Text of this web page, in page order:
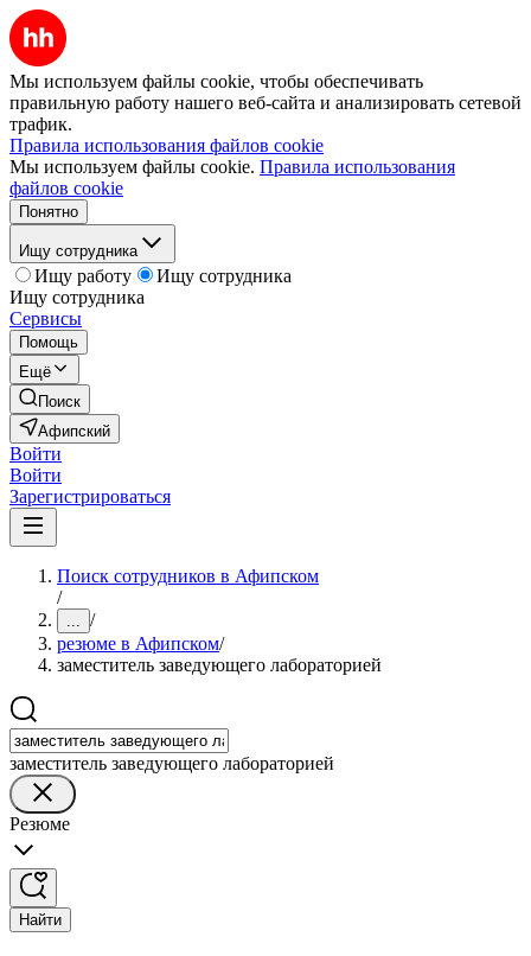
Мы используем файлы cookie, чтобы обеспечивать
правильную работу нашего веб-сайта и анализировать сетевой
трафик.
Правила использования файлов cookie
Мы используем файлы cookie. Правила использования
файлов cookie
Понятно
Ищу сотрудника
Ищу работу
Ищу сотрудника
Ищу сотрудника
Сервисы
Помощь
Ещё
Поиск
Афипский
Войти
Войти
Зарегистрироваться
Поиск сотрудников в Афипском
/
... /
резюме в Афипском/
заместитель заведующего лабораторией
заместитель заведующего лабораторией
Резюме
Найти